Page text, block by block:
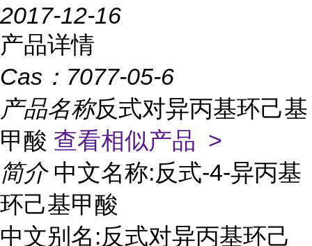
2017-12-16
产品详情
Cas： 7077-05-6
产品名称反式对异丙基环己基
甲酸 查看相似产品 >
简介 中文名称:反式-4-异丙基
环己基甲酸
中文别名:反式对异丙基环己